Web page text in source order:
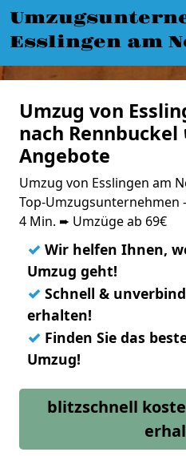
Esslingen am
Umzug von
nach Rennbuckel
Angebote
Umzug von Esslingen am
Top-Umzugsunternehmen
4 Min. ➨ Umzüge ab 69€
✓ Wir helfen Ihnen,
Umzug geht!
✓ Schnell &
erhalten!
✓ Finden Sie das
Umzug!
blitzschnell